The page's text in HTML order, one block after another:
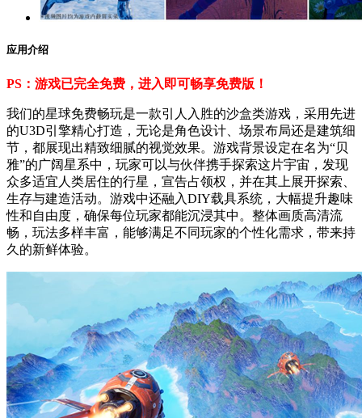
应用介绍
PS：游戏已完全免费，进入即可畅享免费版！
我们的星球免费畅玩是一款引人入胜的沙盒类游戏，采用先进
的U3D引擎精心打造，无论是角色设计、场景布局还是建筑细
节，都展现出精致细腻的视觉效果。游戏背景设定在名为“贝
雅”的广阔星系中，玩家可以与伙伴携手探索这片宇宙，发现
众多适宜人类居住的行星，宣告占领权，并在其上展开探索、
生存与建造活动。游戏中还融入DIY载具系统，大幅提升趣味
性和自由度，确保每位玩家都能沉浸其中。整体画质高清流
畅，玩法多样丰富，能够满足不同玩家的个性化需求，带来持
久的新鲜体验。